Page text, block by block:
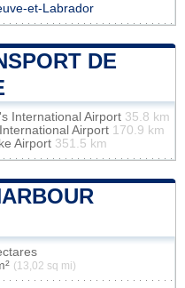
et-Labrador
DE
International Airport 35.8 km
Airport 170.9 km
Airport 351.5 km
(13,02 sq mi)